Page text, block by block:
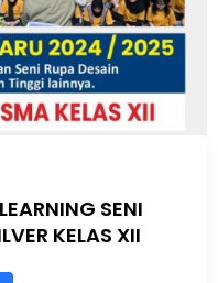
SENI
KELAS XII